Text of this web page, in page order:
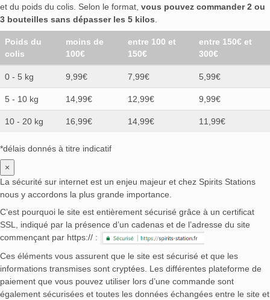
et du poids du colis. Selon le format, vous pouvez commander 2 ou
3 bouteilles sans dépasser les 5 kilos.
Poids du
colis
moins de
100€
entre 100 et
150€
entre 150€ et
300€
0 - 5 kg 9,99€ 7,99€ 5,99€
5 - 10 kg 14,99€ 12,99€ 9,99€
10 - 20 kg 16,99€ 14,99€ 11,99€
*délais donnés à titre indicatif
×
La sécurité sur internet est un enjeu majeur et chez Spirits Stations
nous y accordons la plus grande importance.
C’est pourquoi le site est entièrement sécurisé grâce à un certificat
SSL, indiqué par la présence d’un cadenas et de l’adresse du site
commençant par https:// :
Ces éléments vous assurent que le site est sécurisé et que les
informations transmises sont cryptées. Les différentes plateforme de
paiement que vous pouvez utiliser lors d’une commande sont
également sécurisées et toutes les données échangées entre le site et